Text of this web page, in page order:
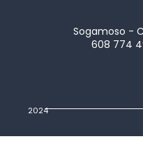
Sogamoso -
608 774
2024